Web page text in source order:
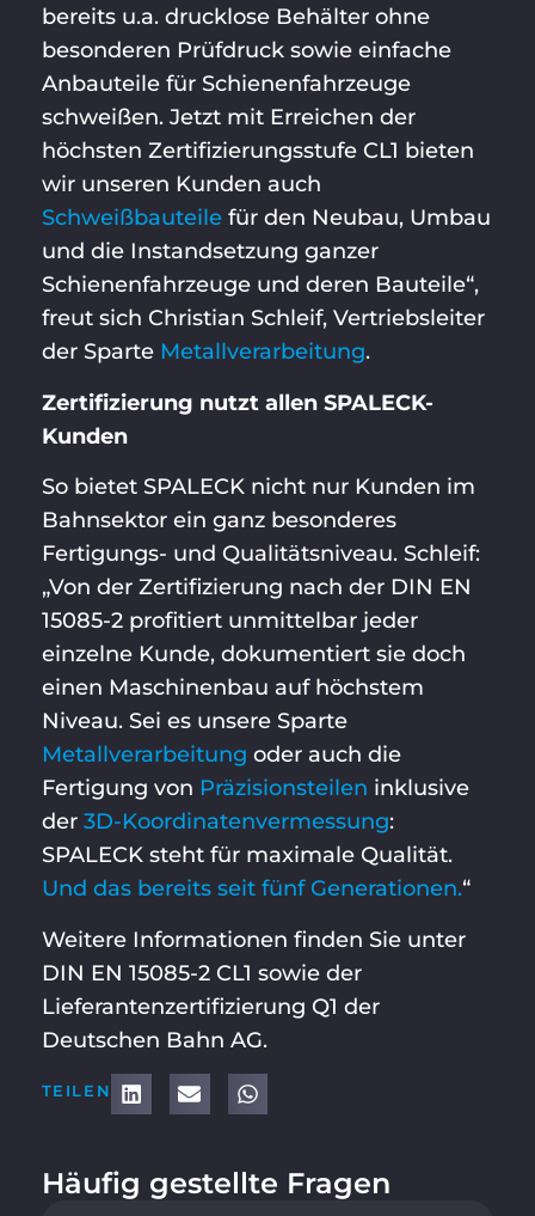
bereits u.a. drucklose Behälter ohne
besonderen Prüfdruck sowie einfache
Anbauteile für Schienenfahrzeuge
schweißen. Jetzt mit Erreichen der
höchsten Zertifizierungsstufe CL1 bieten
wir unseren Kunden auch
Schweißbauteilefür den Neubau, Umbau
und die Instandsetzung ganzer
Schienenfahrzeuge und deren Bauteile“,
freut sich Christian Schleif, Vertriebsleiter
der Sparte Metallverarbeitung.
Zertifizierung nutzt allen SPALECK-
Kunden
So bietet SPALECK nicht nur Kunden im
Bahnsektor ein ganz besonderes
Fertigungs- und Qualitätsniveau. Schleif:
„Von der Zertifizierung nach der DIN EN
15085-2 profitiert unmittelbar jeder
einzelne Kunde, dokumentiert sie doch
einen Maschinenbau auf höchstem
Niveau. Sei es unsere Sparte
Metallverarbeitung oder auch die
Fertigung von Präzisionsteilen inklusive
der 3D-Koordinatenvermessung:
SPALECK steht für maximale Qualität.
Und das bereits seit fünf Generationen.“
Weitere Informationen finden Sie unter
DIN EN 15085-2 CL1 sowie der
Lieferantenzertifizierung Q1 der
Deutschen Bahn AG.
TEILEN
Häufig gestellte Fragen